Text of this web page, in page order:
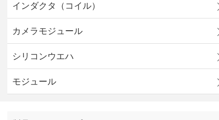
インダクタ（コイル）
カメラモジュール
シリコンウエハ
モジュール